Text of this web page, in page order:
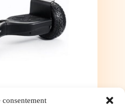
consentement